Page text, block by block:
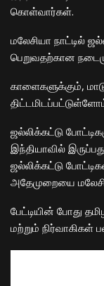
கொள்வார்கள்.
மலேசியா நாட்டில்
பெறுவதற்கான
காளைகளுக்கும்,
ஜல்லிக்கட்டு
இந்தியாவில்
ஜல்லிக்கட்டு
அதேமுறையை
பேட்டியின் போது
மற்றும் நிர்வாகிகள்